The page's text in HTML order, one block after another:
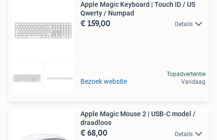
Apple Magic Keyboard | Touch ID / US
Qwerty / Numpad
€ 159,00 Details
Bezoek website
Topadvertentie
Vandaag
Apple Magic Mouse 2 | USB-C model /
draadloos
€ 68,00 Details